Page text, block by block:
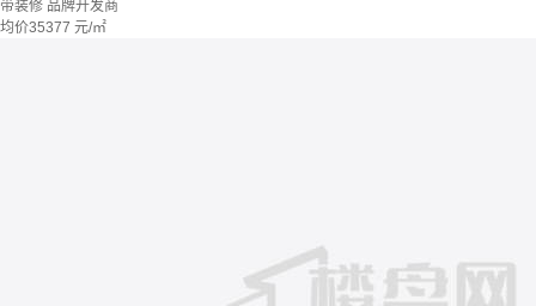
带装修 品牌开发商
均价35377 元/㎡